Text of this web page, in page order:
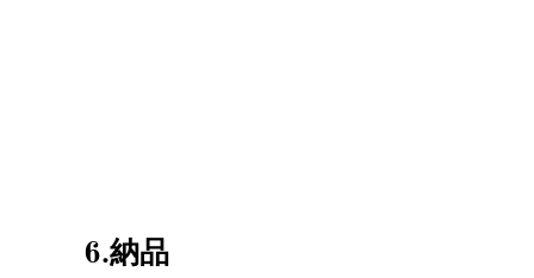
6.納品